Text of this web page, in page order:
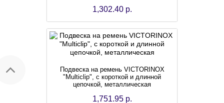
1,302.40 р.
Подвеска на ремень VICTORINOX
"Multiclip", с короткой и длинной
цепочкой, металлическая
1,751.95 р.